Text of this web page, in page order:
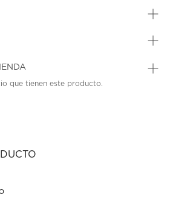
que tienen este producto.